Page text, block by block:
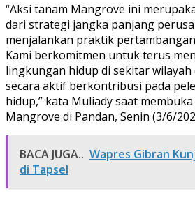
“Aksi tanam Mangrove ini
dari strategi jangka panjang
menjalankan praktik
Kami berkomitmen untuk terus
lingkungan hidup di sekitar
secara aktif berkontribusi pada
hidup,” kata Muliady saat
Mangrove di Pandan, Senin (3/6/
BACA JUGA.. Wapres Gibran
di Tapsel